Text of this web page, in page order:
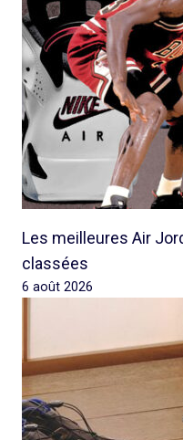
Les meilleures Air
classées
6 août 2026